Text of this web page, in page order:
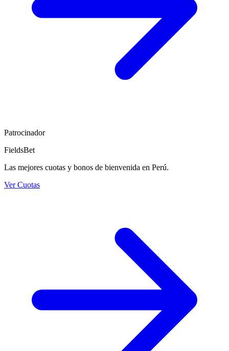
Patrocinador
FieldsBet
Las mejores cuotas y bonos de bienvenida en Perú.
Ver Cuotas